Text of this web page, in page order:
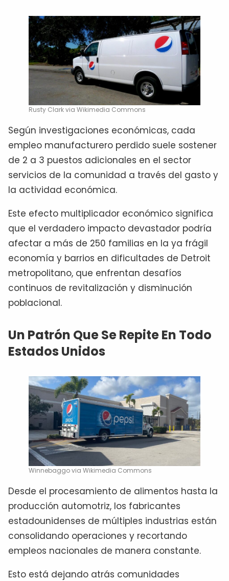
Rusty Clark via Wikimedia Commons
Según investigaciones económicas, cada
empleo manufacturero perdido suele sostener
de 2 a 3 puestos adicionales en el sector
servicios de la comunidad a través del gasto y
la actividad económica.
Este efecto multiplicador económico significa
que el verdadero impacto devastador podría
afectar a más de 250 familias en la ya frágil
economía y barrios en dificultades de Detroit
metropolitano, que enfrentan desafíos
continuos de revitalización y disminución
poblacional.
Un Patrón Que Se Repite En Todo
Estados Unidos
Winnebaggo via Wikimedia Commons
Desde el procesamiento de alimentos hasta la
producción automotriz, los fabricantes
estadounidenses de múltiples industrias están
consolidando operaciones y recortando
empleos nacionales de manera constante.
Esto está dejando atrás comunidades